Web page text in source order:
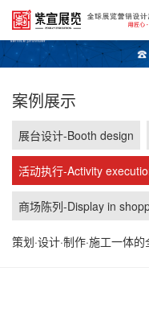
案例展示
展台设计-Booth design
活动执行-Activity
商场陈列-Display in
策划·设计·制作·施工一体